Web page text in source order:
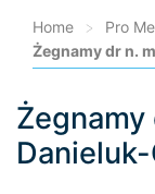
Home > Pro
Żegnamy dr n.
Loading...
Żegnamy